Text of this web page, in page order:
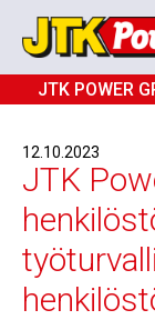
JTK POWER
News
12.10.2023
JTK